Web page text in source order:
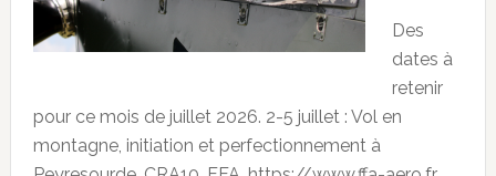
Des
dates à
retenir
pour ce mois de juillet 2026. 2-5 juillet : Vol en
montagne, initiation et perfectionnement à